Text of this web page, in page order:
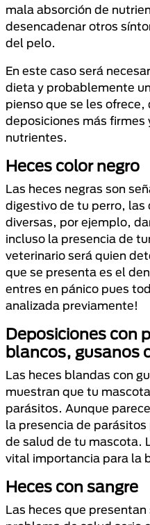
mala absorción de
desencadenar otros
del pelo.
En este caso será
dieta y probablemente
pienso que se les
deposiciones más firmes
nutrientes.
Heces color negro
Las heces negras son
digestivo de tu perro, las
diversas, por ejemplo,
incluso la presencia de
veterinario será quien
que se presenta es el
entres en pánico pues
analizada previamente!
Deposiciones con
blancos, gusanos
Las heces blandas con
muestran que tu
parásitos. Aunque
la presencia de
de salud de tu mascota.
vital importancia para la
Heces con sangre
Las heces que